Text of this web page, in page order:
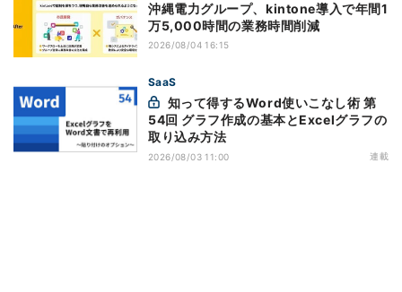
沖縄電力グループ、kintone導入で年間1
万5,000時間の業務時間削減
2026/08/04 16:15
SaaS
54回 グラフ作成の基本とExcelグラフの
取り込み方法
2026/08/03 11:00 連載